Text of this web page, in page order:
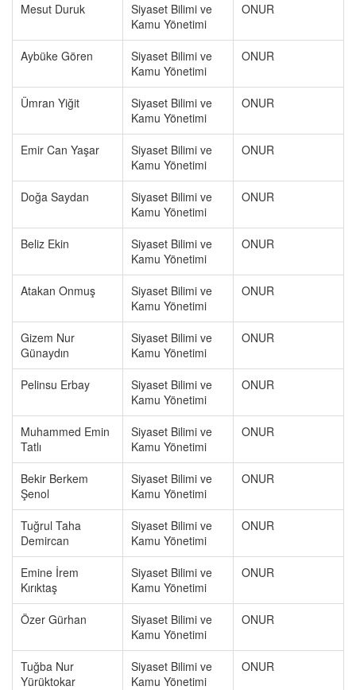
Mesut Duruk
Siyaset Bilimi ve
Kamu Yönetimi
ONUR
Aybüke Gören
Siyaset Bilimi ve
Kamu Yönetimi
ONUR
Ümran Yiğit
Siyaset Bilimi ve
Kamu Yönetimi
ONUR
Emir Can Yaşar
Siyaset Bilimi ve
Kamu Yönetimi
ONUR
Doğa Saydan
Siyaset Bilimi ve
Kamu Yönetimi
ONUR
Beliz Ekin
Siyaset Bilimi ve
Kamu Yönetimi
ONUR
Atakan Onmuş
Siyaset Bilimi ve
Kamu Yönetimi
ONUR
Gizem Nur
Günaydın
Siyaset Bilimi ve
Kamu Yönetimi
ONUR
Pelinsu Erbay
Siyaset Bilimi ve
Kamu Yönetimi
ONUR
Muhammed Emin
Tatlı
Siyaset Bilimi ve
Kamu Yönetimi
ONUR
Bekir Berkem
Şenol
Siyaset Bilimi ve
Kamu Yönetimi
ONUR
Tuğrul Taha
Demircan
Siyaset Bilimi ve
Kamu Yönetimi
ONUR
Emine İrem
Kırıktaş
Siyaset Bilimi ve
Kamu Yönetimi
ONUR
Özer Gürhan
Siyaset Bilimi ve
Kamu Yönetimi
ONUR
Tuğba Nur
Yürüktokar
Siyaset Bilimi ve
Kamu Yönetimi
ONUR